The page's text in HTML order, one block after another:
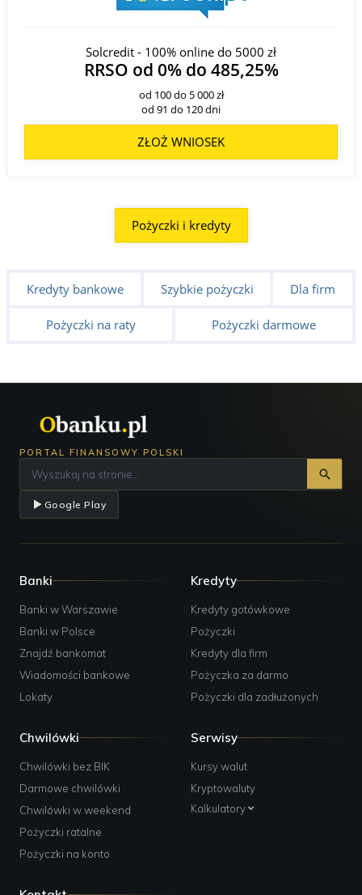
Solcredit - 100% online do 5000 zł
RRSO od 0% do 485,25%
od 100 do 5 000 zł
od 91 do 120 dni
ZŁOŻ WNIOSEK
Pożyczki i kredyty
Kredyty bankowe Szybkie pożyczki Dla firm
Pożyczki na raty Pożyczki darmowe
PORTAL FINANSOWY POLSKI
Google Play
Banki
Banki w Warszawie
Banki w Polsce
Znajdź bankomat
Wiadomości bankowe
Lokaty
Kredyty
Kredyty gotówkowe
Pożyczki
Kredyty dla firm
Pożyczka za darmo
Pożyczki dla zadłużonych
Chwilówki
Chwilówki bez BIK
Darmowe chwilówki
Chwilówki w weekend
Pożyczki ratalne
Pożyczki na konto
Serwisy
Kursy walut
Kryptowaluty
Kalkulatory